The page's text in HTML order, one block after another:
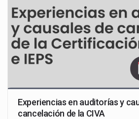
Experiencias en auditorías y
cancelación de la CIVA